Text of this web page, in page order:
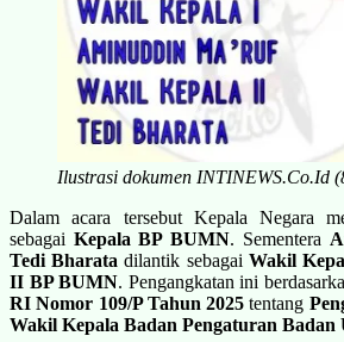
Ilustrasi dokumen INTINEWS.Co.Id
Dalam acara tersebut Kepala Negara
sebagai Kepala BP BUMN. Sementera
Tedi Bharata dilantik sebagai Wakil
II BP BUMN. Pengangkatan ini
RI Nomor 109/P Tahun 2025 tentang
Wakil Kepala Badan Pengaturan Badan